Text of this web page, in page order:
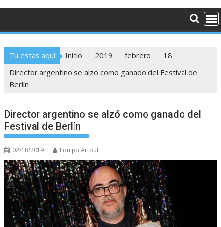
Tu estas aquí Inicio 2019 febrero
18
Director argentino se alzó como ganado del Festival de
Berlín
Director argentino se alzó como ganado del
Festival de Berlín
02/18/2019 Equipo Artout